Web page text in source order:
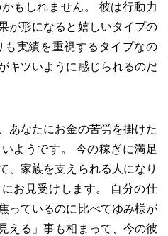
もしれません。 彼は行動力
が形になると嬉しいタイプの
も実績を重視するタイプなの
キツいように感じられるのだ
あなたにお金の苦労を掛けた
ようです。 今の稼ぎに満足
、家族を支えられる人になり
お見受けします。 自分の仕
っているのに比べてゆみ様が
える」事も相まって、今の彼